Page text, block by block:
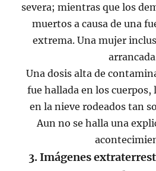
severa; mientras que los
muertos a causa de una
extrema. Una mujer
Una dosis alta de
fue hallada en los cuerpos,
en la nieve rodeados tan
Aun no se halla una
3. Imágenes